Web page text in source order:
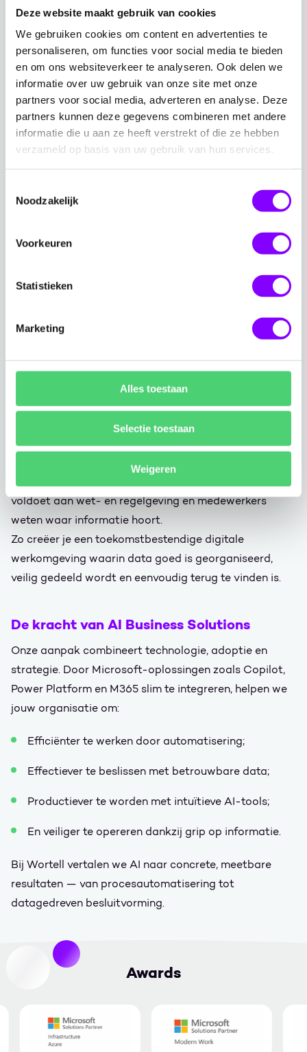
Deze website maakt gebruik van cookies
We gebruiken cookies om content en advertenties te
personaliseren, om functies voor social media te bieden
en om ons websiteverkeer te analyseren. Ook delen we
informatie over uw gebruik van onze site met onze
partners voor social media, adverteren en analyse. Deze
partners kunnen deze gegevens combineren met andere
informatie die u aan ze heeft verstrekt of die ze hebben
verzameld op basis van uw gebruik van hun services.
Noodzakelijk
Voorkeuren
Statistieken
Marketing
Alles toestaan
Selectie toestaan
Weigeren
Apps kunnen ook niet-technische medewerkers zelf
eenvoudig apps bouwen — met begeleiding van onze
experts waar nodig.
Power Platform inzetten
Met Power Automate en Power Apps
besparen organisaties tijd en kosten door
samenwerking te verbeteren, terwijl
eenvoudig zelf oplossingen kunnen
Migreren zonder zorgen: klaar voor de
Een succesvolle migratie naar Microsoft 365 is
essentieel voor continuïteit en productiviteit. Met onze
gestructureerde migratieaanpak zorgen we voor een
veilige, betrouwbare en zorgeloze overgang.
Vooraf brengen we met Teams Governance structuur
aan in de manier van werken — zodat jouw organisatie
voldoet aan wet- en regelgeving en medewerkers
weten waar informatie hoort.
Zo creëer je een toekomstbestendige digitale
werkomgeving waarin data goed is georganiseerd,
veilig gedeeld wordt en eenvoudig terug te vinden is.
De kracht van AI Business Solutions
Onze aanpak combineert technologie, adoptie en
strategie. Door Microsoft-oplossingen zoals Copilot,
Power Platform en M365 slim te integreren, helpen we
jouw organisatie om:
Efficiënter te werken door automatisering;
Effectiever te beslissen met betrouwbare data;
Productiever te worden met intuïtieve AI-tools;
En veiliger te opereren dankzij grip op informatie.
Bij Wortell vertalen we AI naar concrete, meetbare
resultaten — van procesautomatisering tot
datagedreven besluitvorming.
Awards